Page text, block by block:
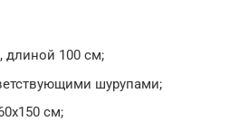
длиной 100 см;
шурупами;
см;